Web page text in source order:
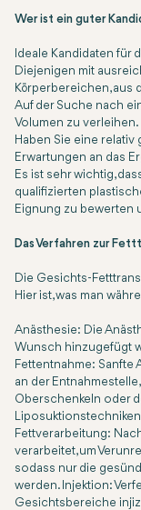
Wer ist ein guter
Ideale Kandidaten für
Diejenigen mit
Körperbereichen, aus
Auf der Suche nach
Volumen zu verleihen.
Haben Sie eine
Erwartungen an das
Es ist sehr wichtig,
qualifizierten
Eignung zu bewerten
Das Verfahren zur
Die Gesichts-
Hier ist, was man
Anästhesie: Die
Wunsch hinzugefügt
Fettentnahme: Sanfte
an der
Oberschenkeln oder
Fettverarbeitung:
verarbeitet, um
sodass nur die
werden. Injektion:
Gesichtsbereiche